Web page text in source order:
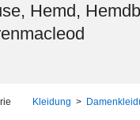
Hemd,
Kleidung >